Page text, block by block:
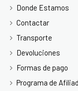
Donde Estamos
Contactar
Transporte
Devoluciones
Formas de pago
Programa de